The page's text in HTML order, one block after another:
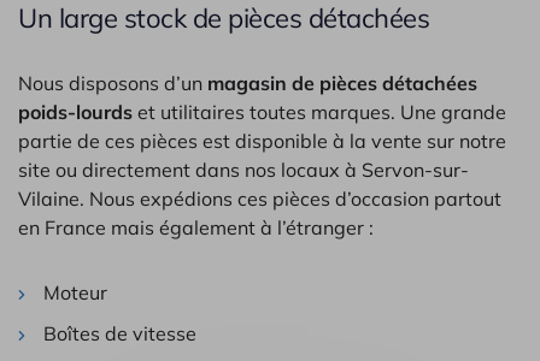
Un large stock de pièces détachées
Nous disposons d’un magasin de pièces détachées
poids-lourds et utilitaires toutes marques. Une grande
partie de ces pièces est disponible à la vente sur notre
site ou directement dans nos locaux à Servon-sur-
Vilaine. Nous expédions ces pièces d’occasion partout
en France mais également à l’étranger :
Moteur
Boîtes de vitesse